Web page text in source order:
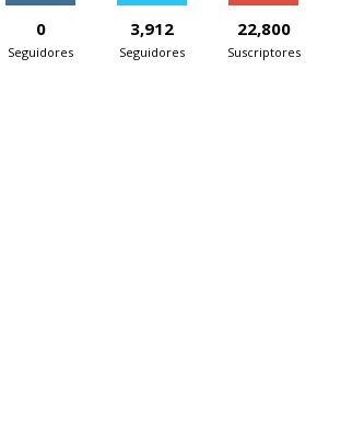
0
Seguidores
3,912
Seguidores
22,800
Suscriptores